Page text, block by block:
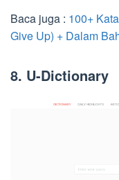
Baca juga : 100+
Give Up) + Dalam
8. U-Dictionary